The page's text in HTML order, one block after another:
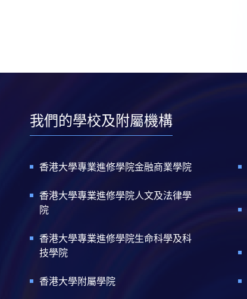
我們的學校及附屬機構
香港大學專業進修學院金融商業學院
香港大學專業進修學院人文及法律學
院
香港大學專業進修學院生命科學及科
技學院
香港大學附屬學院